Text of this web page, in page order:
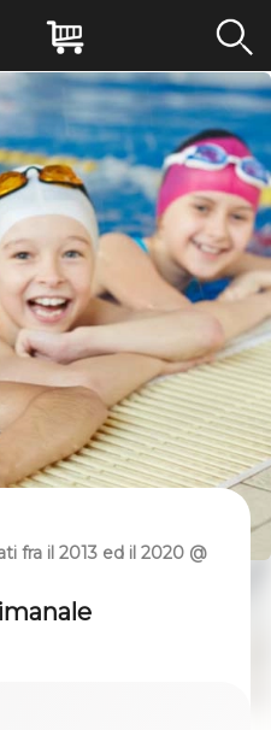
fra il 2013 ed il 2020 @